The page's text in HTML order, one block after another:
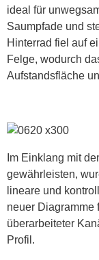
ideal für
Saumpfade und
Hinterrad fiel auf
Felge, wodurch
Aufstandsfläche
Im Einklang mit
gewährleisten,
lineare und
neuer Diagramme
überarbeiteter
Profil.